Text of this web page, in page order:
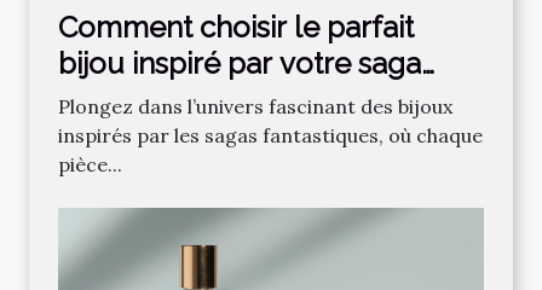
Comment choisir le parfait
bijou inspiré par votre saga
fantastique préférée ?
Plongez dans l’univers fascinant des bijoux
inspirés par les sagas fantastiques, où chaque
pièce...